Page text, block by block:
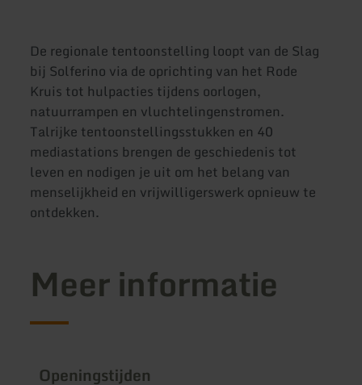
De regionale tentoonstelling loopt van de Slag
bij Solferino via de oprichting van het Rode
Kruis tot hulpacties tijdens oorlogen,
natuurrampen en vluchtelingenstromen.
Talrijke tentoonstellingsstukken en 40
mediastations brengen de geschiedenis tot
leven en nodigen je uit om het belang van
menselijkheid en vrijwilligerswerk opnieuw te
ontdekken.
Meer informatie
Openingstijden